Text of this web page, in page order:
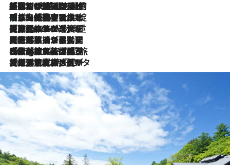
2026.8.6
「荷物が増えるほど旅ストレスは増す」美容ジャーナリストがたどり着いた最終結論。“化粧品を劇的に減らす”感動の凝縮美容とは
2026.8.6
「旅先には金髪ウィッグを持参」日本と同じメイクでは損してる!? 美容ジャーナリストが提案する“掟破りの旅美容”とは
2026.8.6
【厳選旅コスメ】「身軽さ＆UV対策重視！」ヘアアーティストshucoが選んだ夏旅ベストコスメを発表【Mサイズジップ】
2026.8.5
【厳選旅コスメ】国内をあちこち移動する河井菜摘が選んだ夏旅ベストコスメ発表！「リラックスアイテムはマスト」【Mサイズジップ】
2026.8.4
【厳選旅コスメ】「紫外線＆乾燥対策しながらメイク感も！」ヘア＆メイクGeorgeが選んだ夏旅ベストコスメを発表！【Mサイズジップ】
2026.8.3
【厳選旅コスメ】「保湿もタイパ重視！」“サウナ好き”タレント清水みさとが愛用する夏旅ベストコスメを発表！【Mサイズジップ】